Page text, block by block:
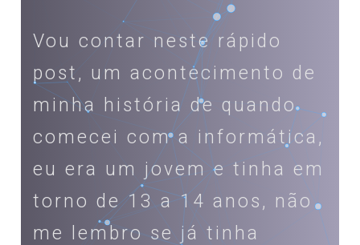
Vou contar neste rápido
post, um acontecimento de
minha história de quando
comecei com a informática,
eu era um jovem e tinha em
torno de 13 a 14 anos, não
me lembro se já tinha